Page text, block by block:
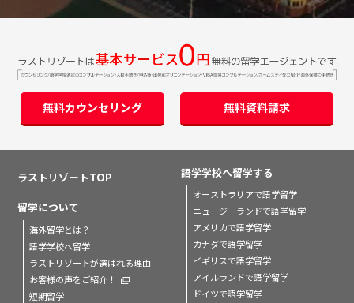
無料カウンセリング 無料資料請求
ラストリゾートTOP
留学について
海外留学とは？
語学学校へ留学
ラストリゾートが選ばれる理由
お客様の声をご紹介！
短期留学
語学学校へ留学する
オーストラリアで語学留学
ニュージーランドで語学留学
アメリカで語学留学
カナダで語学留学
イギリスで語学留学
アイルランドで語学留学
ドイツで語学留学